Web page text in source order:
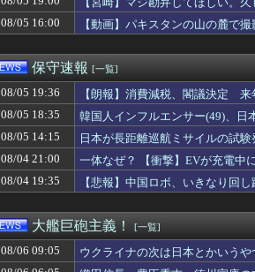
【ドイツ】ドイツがバカンスに行くよ【ポーラ
【消費減税】日本の社会保障、岐路に 財源5
【実質賃金】6カ月連続プラス 21年以来、6月
【ウマ娘】なんでアナボ今はダメなの？
08/05 16:00
【動画】パキスタンの山の麓で
保守速報 [一覧]
08/05 19:36
【朗報】消費減税、閣議決定 来
08/05 18:35
韓国人インフルエンサー(49)、
08/05 14:15
日本が長距離巡航ミサイルの試
必ず後悔させる」
08/04 21:00
一体なぜ？ 【衝撃】EVが充電中
08/04 19:35
【悲報】中国ロボ、いきなり回
大艦巨砲主義！ [一覧]
08/06 09:05
ウクライナの次は日本とかいう